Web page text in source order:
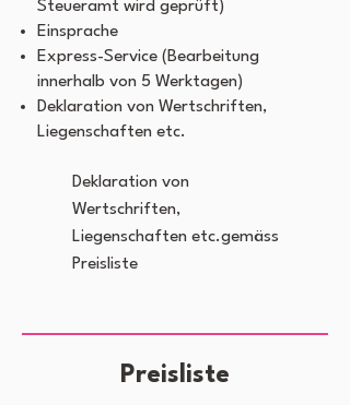
Steueramt wird geprüft)
Einsprache
Express-Service (Bearbeitung
innerhalb von 5 Werktagen)
Deklaration von Wertschriften,
Liegenschaften etc.
Deklaration von
Wertschriften,
Liegenschaften etc.gemäss
Preisliste
Preisliste